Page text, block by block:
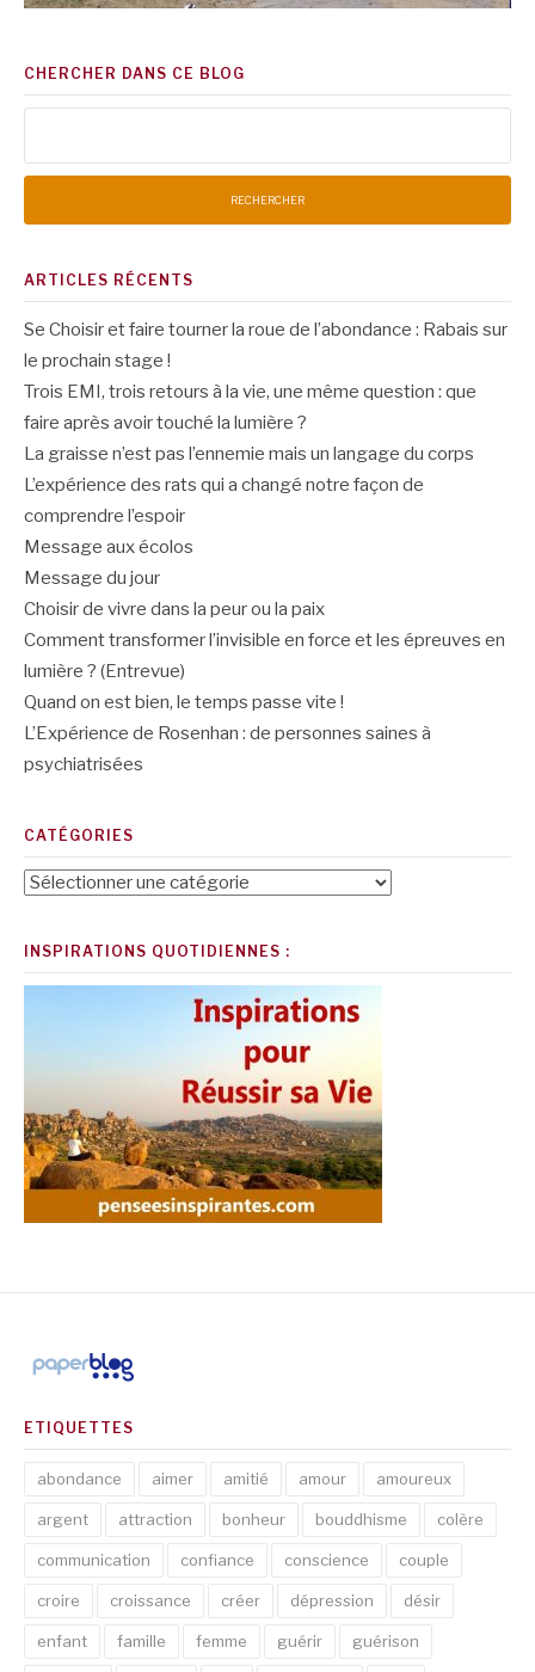
CHERCHER DANS CE BLOG
ARTICLES RÉCENTS
Se Choisir et faire tourner la roue de l’abondance : Rabais sur
le prochain stage !
Trois EMI, trois retours à la vie, une même question : que
faire après avoir touché la lumière ?
La graisse n’est pas l’ennemie mais un langage du corps
L’expérience des rats qui a changé notre façon de
comprendre l’espoir
Message aux écolos
Message du jour
Choisir de vivre dans la peur ou la paix
Comment transformer l’invisible en force et les épreuves en
lumière ? (Entrevue)
Quand on est bien, le temps passe vite !
L’Expérience de Rosenhan : de personnes saines à
psychiatrisées
CATÉGORIES
Catégories
INSPIRATIONS QUOTIDIENNES :
ETIQUETTES
abondance aimer amitié amour amoureux
argent attraction bonheur bouddhisme colère
communication confiance conscience couple
croire croissance créer dépression désir
enfant famille femme guérir guérison